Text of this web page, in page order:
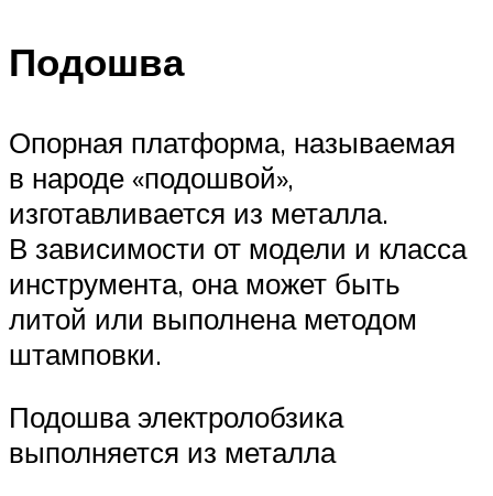
Подошва
Опорная платформа, называемая
в народе «подошвой»,
изготавливается из металла.
В зависимости от модели и класса
инструмента, она может быть
литой или выполнена методом
штамповки.
Подошва электролобзика
выполняется из металла